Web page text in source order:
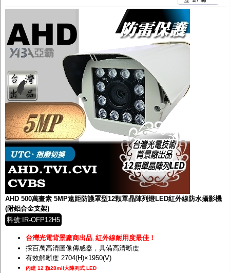
AHD 500萬畫素 5MP遠距防護罩型12顆單晶陣列燈LED紅外線防水攝影機
(附鋁合金支架)
料號:IR-OFP12H5
台灣光電背景廠商出品 紅外線耐用度最佳！
採百萬高清圖像傳感器，具備高清晰度
有效解晰度 2704(H)×1950(V)
內建 12 顆28mil大陣列式 LED